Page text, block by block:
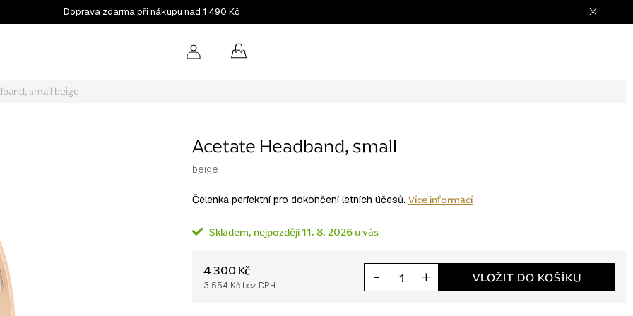
Doprava zdarma při nákupu nad 1 490 Kč
NÁKUPNÍ
KOŠÍK
small beige
Acetate Headband, small
beige
Čelenka perfektní pro dokončení letních účesů. Více informací
Skladem 11. 8. 2026
4 300 Kč
3 554 Kč bez DPH VLOŽIT DO KOŠÍKU